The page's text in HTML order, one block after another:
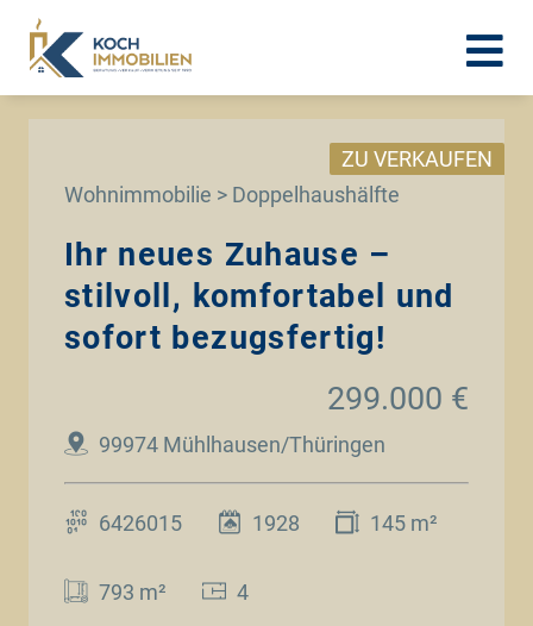
Wohnimmobilie > Doppelhaushälfte
ZU VERKAUFEN
Ihr neues Zuhause –
stilvoll, komfortabel und
sofort bezugsfertig!
99974 Mühlhausen/Thüringen
299.000 €
6426015 1928 145 m²
793 m² 4